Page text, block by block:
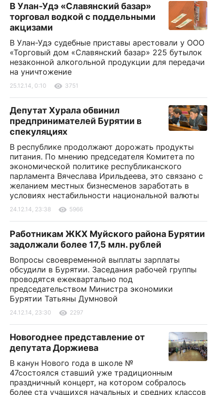
В Улан-Удэ «Славянский базар»
торговал водкой с поддельными
акцизами
В Улан-Удэ судебные приставы арестовали у ООО
«Торговый дом «Славянский базар» 225 бутылок
незаконной алкогольной продукции для передачи
на уничтожение
25.12.14, 0:10 3751
Депутат Хурала обвинил
предпринимателей Бурятии в
спекуляциях
В республике продолжают дорожать продукты
питания. По мнению председателя Комитета по
экономической политике республиканского
парламента Вячеслава Ирильдеева, это связано с
желанием местных бизнесменов заработать в
условиях нестабильности национальной валюты
24.12.14, 23:38 5966
Работникам ЖКХ Муйского района Бурятии
задолжали более 17,5 млн. рублей
Вопросы своевременной выплаты зарплаты
обсудили в Бурятии. Заседания рабочей группы
проводятся ежеквартально под
председательством Министра экономики
Бурятии Татьяны Думновой
24.12.14, 23:30 2297
Новогоднее представление от
депутата Доржиева
В канун Нового года в школе №
47состоялся ставший уже традиционным
праздничный концерт, на котором собралось
более ста учащихся начальных и средних классов